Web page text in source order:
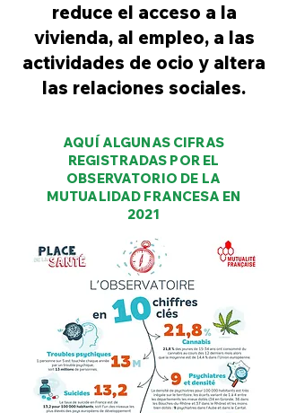
reduce el acceso a la
vivienda, al empleo, a las
actividades de ocio y altera
las relaciones sociales.
AQUÍ ALGUNAS CIFRAS
REGISTRADAS POR EL
OBSERVATORIO DE LA
MUTUALIDAD FRANCESA EN
2021